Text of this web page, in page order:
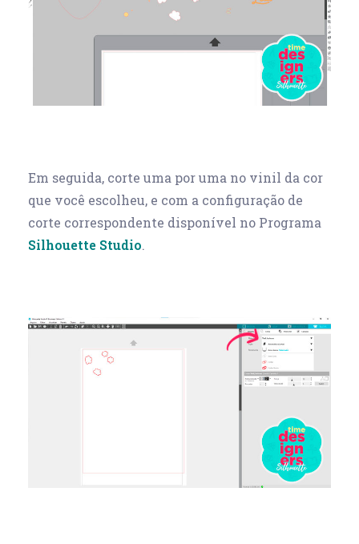
Em seguida, corte uma por uma no vinil da cor
que você escolheu, e com a configuração de
corte correspondente disponível no Programa
Silhouette Studio.